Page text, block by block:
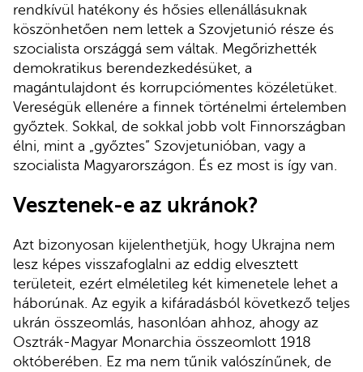
rendkívül hatékony és hősies ellenállásuknak
köszönhetően nem lettek a Szovjetunió része és
szocialista országgá sem váltak. Megőrizhették
demokratikus berendezkedésüket, a
magántulajdont és korrupciómentes közéletüket.
Vereségük ellenére a finnek történelmi értelemben
győztek. Sokkal, de sokkal jobb volt Finnországban
élni, mint a „győztes” Szovjetunióban, vagy a
szocialista Magyarországon. És ez most is így van.
Vesztenek-e az ukránok?
Azt bizonyosan kijelenthetjük, hogy Ukrajna nem
lesz képes visszafoglalni az eddig elvesztett
területeit, ezért elméletileg két kimenetele lehet a
háborúnak. Az egyik a kifáradásból következő teljes
ukrán összeomlás, hasonlóan ahhoz, ahogy az
Osztrák-Magyar Monarchia összeomlott 1918
októberében. Ez ma nem tűnik valószínűnek, de